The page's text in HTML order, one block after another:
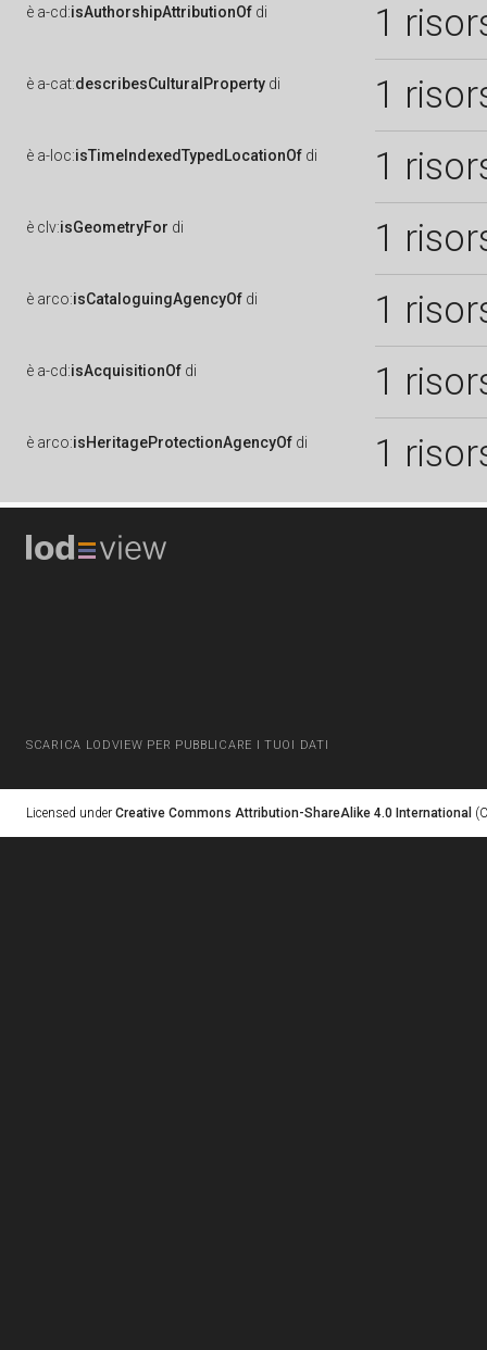
è a-cd:isAuthorshipAttributionOf di 1
è a-cat:describesCulturalProperty di 1
è a-loc:isTimeIndexedTypedLocationOf di 1
è clv:isGeometryFor di 1
è arco:isCataloguingAgencyOf di 1
è a-cd:isAcquisitionOf di 1
è arco:isHeritageProtectionAgencyOf di 1
SCARICA LODVIEW PER PUBBLICARE I TUOI DATI
Licensed under Creative Commons Attribution-ShareAlike 4.0 International